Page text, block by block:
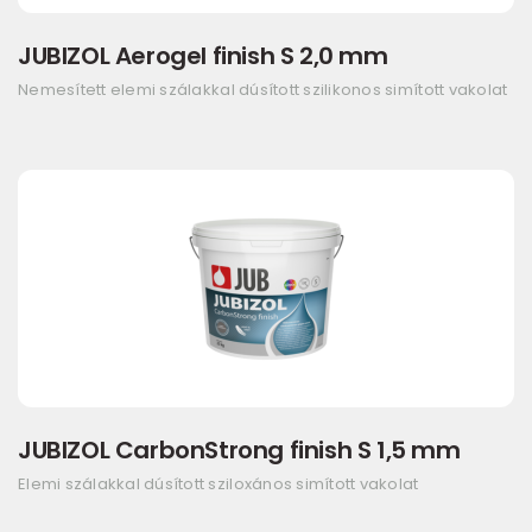
JUBIZOL Aerogel finish S 2,0 mm
Nemesített elemi szálakkal dúsított szilikonos simított vakolat
JUBIZOL CarbonStrong finish S 1,5 mm
Elemi szálakkal dúsított sziloxános simított vakolat